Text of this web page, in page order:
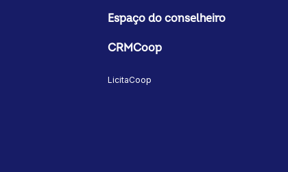
Espaço do conselheiro
CRMCoop
LicitaCoop